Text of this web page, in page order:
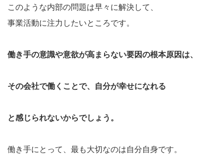
このような内部の問題は早々に解決して、
事業活動に注力したいところです。
働き手の意識や意欲が高まらない要因の根本原因は、
その会社で働くことで、自分が幸せになれる
と感じられないからでしょう。
働き手にとって、最も大切なのは自分自身です。